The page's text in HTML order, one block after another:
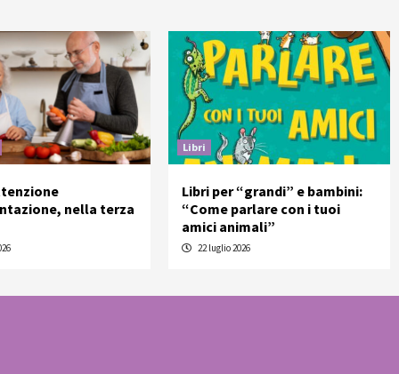
nella terza
Libri
Libri per “grandi” e bambini:
“Come parlare con i tuoi
amici animali”
22 luglio 2026